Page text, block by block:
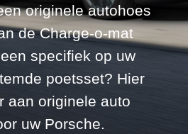
originele autohoes
de Charge-o-mat
specifiek op uw
poetsset? Hier
aan originele auto
uw Porsche.